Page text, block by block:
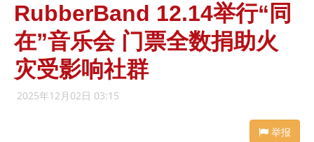
RubberBand 12.14举行“同
在”音乐会 门票全数捐助火
灾受影响社群
2025年12月02日 03:15
举报